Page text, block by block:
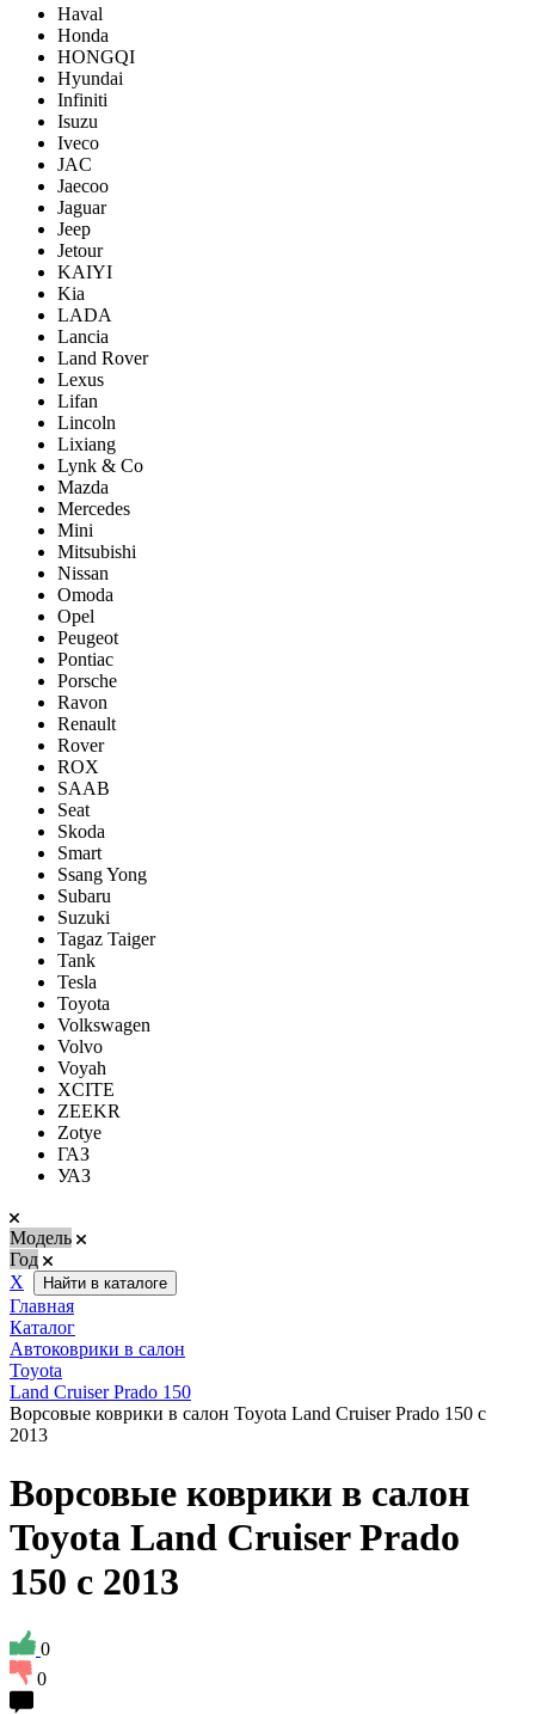
Haval
Honda
HONGQI
Hyundai
Infiniti
Isuzu
Iveco
JAC
Jaecoo
Jaguar
Jeep
Jetour
KAIYI
Kia
LADA
Lancia
Land Rover
Lexus
Lifan
Lincoln
Lixiang
Lynk & Co
Mazda
Mercedes
Mini
Mitsubishi
Nissan
Omoda
Opel
Peugeot
Pontiac
Porsсhe
Ravon
Renault
Rover
ROX
SAAB
Seat
Skoda
Smart
Ssang Yong
Subaru
Suzuki
Tagaz Taiger
Tank
Tesla
Toyota
Volkswagen
Volvo
Voyah
XCITE
ZEEKR
Zotye
ГАЗ
УАЗ
Модель
Год
Х
Найти в каталоге
Главная
Каталог
Автоковрики в салон
Toyota
Land Cruiser Prado 150
Ворсовые коврики в салон Toyota Land Cruiser Prado 150 с
2013
Ворсовые коврики в салон
Toyota Land Cruiser Prado
150 с 2013
0
0